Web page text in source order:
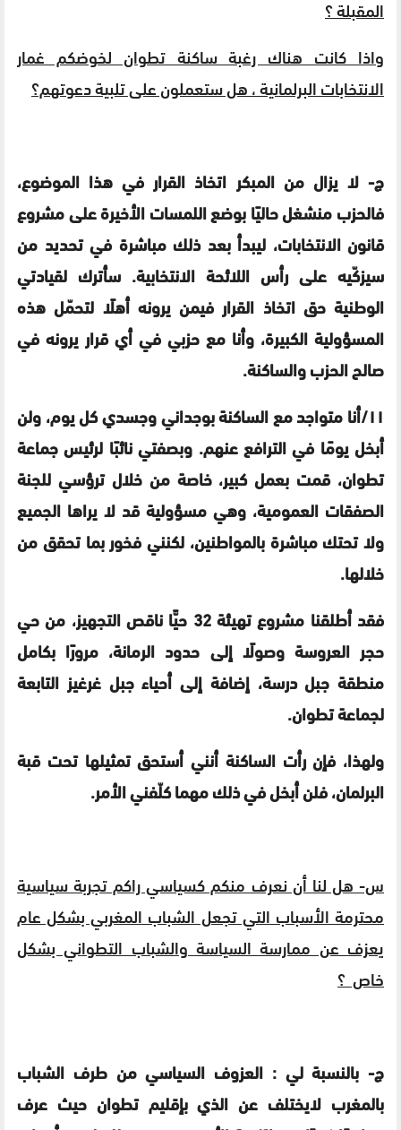
المقبلة ؟
واذا كانت هناك رغبة ساكنة تطوان لخوضكم غمار
الانتخابات البرلمانية ، هل ستعملون على تلبية دعوتهم؟
ج- لا يزال من المبكر اتخاذ القرار في هذا الموضوع،
فالحزب منشغل حاليًا بوضع اللمسات الأخيرة على مشروع
قانون الانتخابات، ليبدأ بعد ذلك مباشرة في تحديد من
سيزكّيه على رأس اللائحة الانتخابية. سأترك لقيادتي
الوطنية حق اتخاذ القرار فيمن يرونه أهلًا لتحمّل هذه
المسؤولية الكبيرة، وأنا مع حزبي في أي قرار يرونه في
صالح الحزب والساكنة.
١١/أنا متواجد مع الساكنة بوجداني وجسدي كل يوم، ولن
أبخل يومًا في الترافع عنهم. وبصفتي نائبًا لرئيس جماعة
تطوان، قمت بعمل كبير، خاصة من خلال ترؤسي للجنة
الصفقات العمومية، وهي مسؤولية قد لا يراها الجميع
ولا تحتك مباشرة بالمواطنين، لكنني فخور بما تحقق من
خلالها.
فقد أطلقنا مشروع تهيئة 32 حيًّا ناقص التجهيز، من حي
حجر العروسة وصولًا إلى حدود الرمانة، مرورًا بكامل
منطقة جبل درسة، إضافة إلى أحياء جبل غرغيز التابعة
لجماعة تطوان.
ولهذا، فإن رأت الساكنة أنني أستحق تمثيلها تحت قبة
البرلمان، فلن أبخل في ذلك مهما كلّفني الأمر.
س- هل لنا أن نعرف منكم كسياسي راكم تجربة سياسية
محترمة الأسباب التي تجعل الشباب المغربي بشكل عام
يعزف عن ممارسة السياسة والشباب التطواني بشكل
خاص ؟
ج- بالنسبة لي : العزوف السياسي من طرف الشباب
بالمغرب لايختلف عن الذي بإقليم تطوان حيث عرف